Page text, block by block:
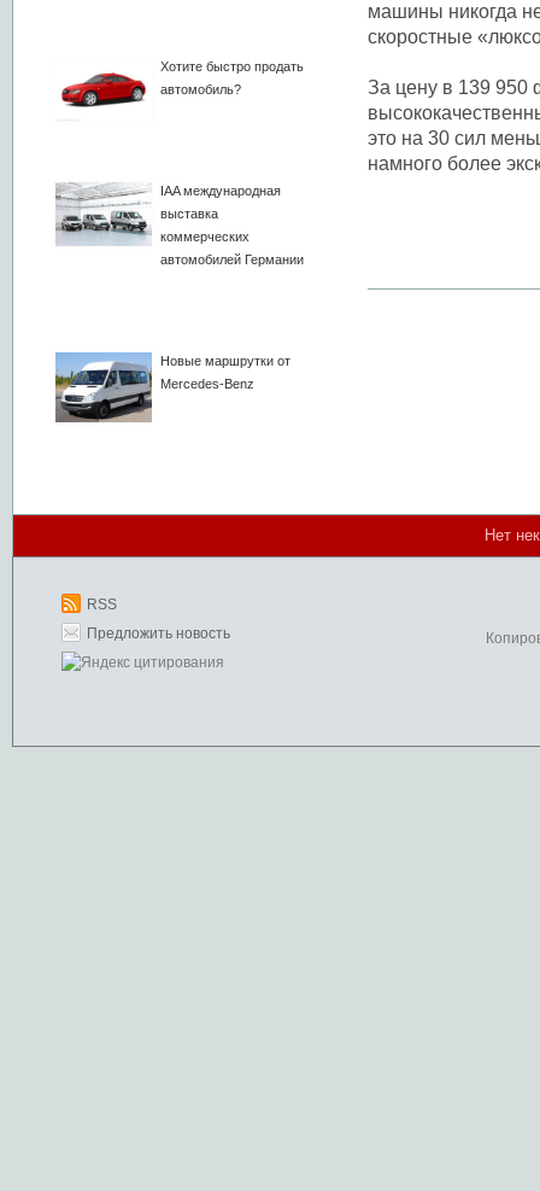
Хотите быстро продать
автомобиль?
IAA международная
выставка
коммерческих
автомобилей Германии
Новые маршрутки от
Mercedes-Benz
машины никогда
скоростные
За цену в 139 950
это на 30 сил
намного более
Нет
RSS
Предложить новость